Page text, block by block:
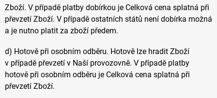
Zboží. V případě platby dobírkou je Celková cena splatná při
převzetí Zboží. V případě ostatních států není dobírka možná
a je nutno platit za zboží předem.
d) Hotově při osobním odběru. Hotově lze hradit Zboží
v případě převzetí v Naší provozovně. V případě platby
hotově při osobním odběru je Celková cena splatná při
převzetí Zboží.